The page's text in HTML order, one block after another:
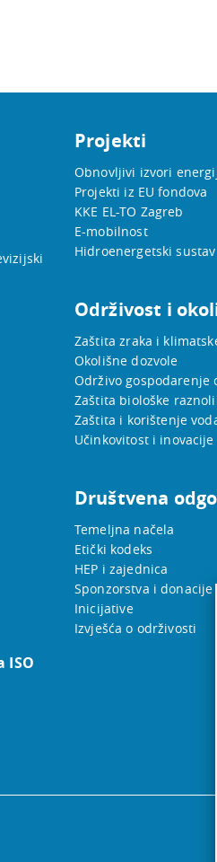
ISO
Projekti
Obnovljivi izvori
Projekti iz EU fondova
KKE EL-TO Zagreb
E-mobilnost
Hidroenergetski
Održivost i
Zaštita zraka i
Okolišne dozvole
Održivo gospodarenje
Zaštita biološke
Zaštita i korištenje
Učinkovitost i inovacije
Društvena
Temeljna načela
Etički kodeks
HEP i zajednica
Sponzorstva i donacije
Inicijative
Izvješća o održivosti